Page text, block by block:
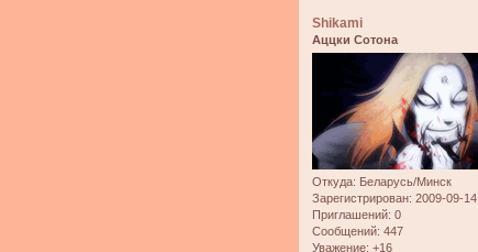
Shikami
Аццки Сотона
Откуда: Беларусь/Минск
Зарегистрирован: 2009-09-14
Приглашений: 0
Сообщений: 447
Уважение: +16